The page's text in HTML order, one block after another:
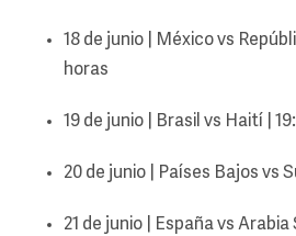
18 de junio | México vs
horas
19 de junio | Brasil vs Haití |
20 de junio | Países Bajos vs
21 de junio | España vs Arabia